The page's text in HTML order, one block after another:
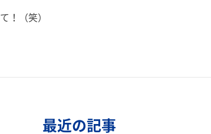
！（笑）
最近の記事